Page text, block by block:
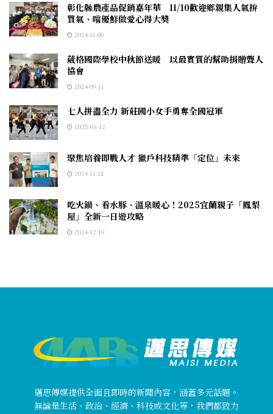
彰化縣農產品促銷嘉年華 11/10歡迎鄉親集人氣拚
買氣、嚐優鮮做愛心得大獎
2024-11-06
葳格國際學校中秋節送暖 以最實質的幫助捐贈聾人
協會
2024-09-11
七人拼盡全力 新莊國小女手勇奪全國冠軍
2025-03-12
聚焦培養即戰人才 獵戶科技精準「定位」未來
2024-11-21
吃火鍋、看水豚、溫泉暖心！2025宜蘭親子「鳳梨
屋」全新一日遊攻略
2024-12-19
邁思傳媒提供全面且即時的新聞內容，涵蓋多元話題。
無論是生活、政治、經濟、科技或文化等，我們都致力